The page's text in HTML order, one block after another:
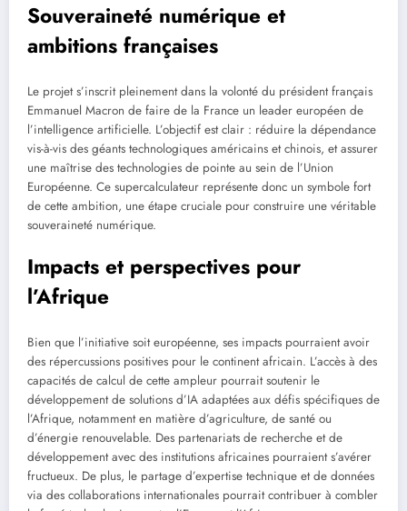
Souveraineté numérique et
ambitions françaises
Le projet s’inscrit pleinement dans la volonté du président français
Emmanuel Macron de faire de la France un leader européen de
l’intelligence artificielle. L’objectif est clair : réduire la dépendance
vis-à-vis des géants technologiques américains et chinois, et assurer
une maîtrise des technologies de pointe au sein de l’Union
Européenne. Ce supercalculateur représente donc un symbole fort
de cette ambition, une étape cruciale pour construire une véritable
souveraineté numérique.
Impacts et perspectives pour
l’Afrique
Bien que l’initiative soit européenne, ses impacts pourraient avoir
des répercussions positives pour le continent africain. L’accès à des
capacités de calcul de cette ampleur pourrait soutenir le
développement de solutions d’IA adaptées aux défis spécifiques de
l’Afrique, notamment en matière d’agriculture, de santé ou
d’énergie renouvelable. Des partenariats de recherche et de
développement avec des institutions africaines pourraient s’avérer
fructueux. De plus, le partage d’expertise technique et de données
via des collaborations internationales pourrait contribuer à combler